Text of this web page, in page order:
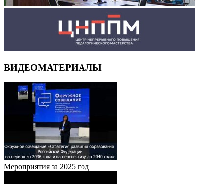
ВИДЕОМАТЕРИАЛЫ
Мероприятия за 2025 год